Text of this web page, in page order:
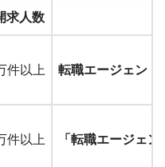
求人数
件以上 転職エージェント
件以上 「転職エージェ